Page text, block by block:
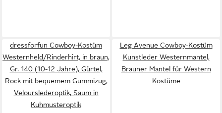
dressforfun Cowboy-Kostüm
Westernheld/Rinderhirt, in braun,
Gr. 140 (10-12 Jahre), Gürtel,
Rock mit bequemem Gummizug,
Velourslederoptik, Saum in
Kuhmusteroptik
Leg Avenue Cowboy-Kostüm
Kunstleder Westernmantel,
Brauner Mantel für Western
Kostüme